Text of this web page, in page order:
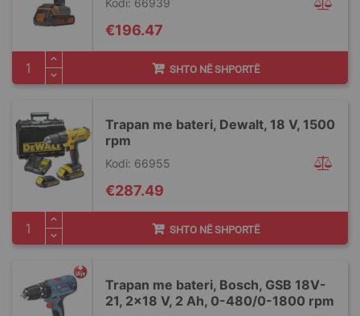
Kodi: 66939
€196.47
SHTO NË SHPORTË
Trapan me bateri, Dewalt, 18 V, 1500
rpm
Kodi: 66955
€287.49
SHTO NË SHPORTË
Trapan me bateri, Bosch, GSB 18V-
21, 2x18 V, 2 Ah, 0-480/​0-1800 rpm